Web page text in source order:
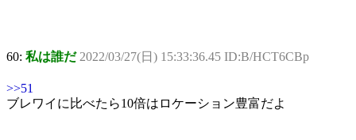
60: 私は誰だ 2022/03/27(日) 15:33:36.45 ID:B/HCT6CBp
>>51
ブレワイに比べたら10倍はロケーション豊富だよ